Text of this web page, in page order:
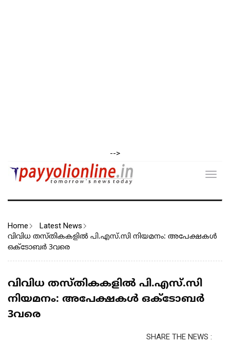
-->
Home Latest News
വിവിധ തസ്തികകളിൽ പി.എസ്.സി നിയമനം: അപേക്ഷകൾ
ഒക്ടോബർ 3വരെ
വിവിധ തസ്തികകളിൽ പി.എസ്.സി
നിയമനം: അപേക്ഷകൾ ഒക്ടോബർ
3വരെ
SHARE THE NEWS :